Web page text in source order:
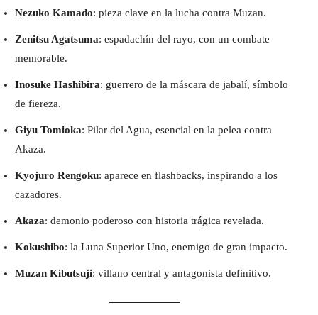
Nezuko Kamado: pieza clave en la lucha contra Muzan.
Zenitsu Agatsuma: espadachín del rayo, con un combate
memorable.
Inosuke Hashibira: guerrero de la máscara de jabalí, símbolo
de fiereza.
Giyu Tomioka: Pilar del Agua, esencial en la pelea contra
Akaza.
Kyojuro Rengoku: aparece en flashbacks, inspirando a los
cazadores.
Akaza: demonio poderoso con historia trágica revelada.
Kokushibo: la Luna Superior Uno, enemigo de gran impacto.
Muzan Kibutsuji: villano central y antagonista definitivo.